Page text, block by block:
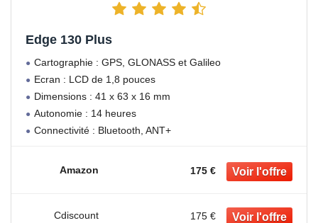
Edge 130 Plus
Cartographie : GPS, GLONASS et Galileo
Ecran : LCD de 1,8 pouces
Dimensions : 41 x 63 x 16 mm
Autonomie : 14 heures
Connectivité : Bluetooth, ANT+
Amazon 175 €
Cdiscount 175 €